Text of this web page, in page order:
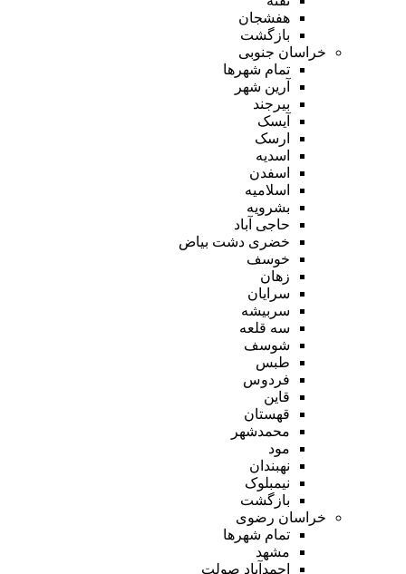
هفشجان
بازگشت
خراسان جنوبی
تمام شهر‌ها
آرین شهر
بیرجند
آیسک
ارسک
اسدیه
اسفدن
اسلامیه
بشرویه
حاجی آباد
خضری دشت بیاض
خوسف
زهان
سرایان
سربیشه
سه قلعه
شوسف
طبس
فردوس
قاین
قهستان
محمدشهر
مود
نهبندان
نیمبلوک
بازگشت
خراسان رضوی
تمام شهر‌ها
مشهد
احمدآباد صولت